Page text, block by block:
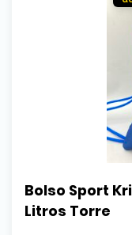
Bolso Sport
Litros Torre